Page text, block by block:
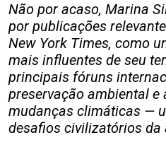
Não por acaso, Marina
por publicações
New York Times, como
mais influentes de seu
principais fóruns
preservação ambiental
mudanças climáticas —
desafios civilizatórios da